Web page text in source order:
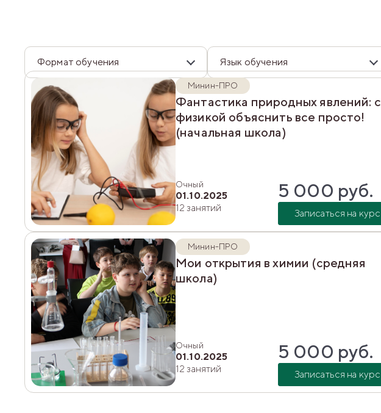
Формат обучения Язык обучения
Минин-ПРО
Фантастика природных явлений: с
физикой объяснить все просто!
(начальная школа)
Очный
01.10.2025
12 занятий
5 000 руб.
Записаться на курс
Минин-ПРО
Мои открытия в химии (средняя
школа)
Очный
01.10.2025
12 занятий
5 000 руб.
Записаться на курс